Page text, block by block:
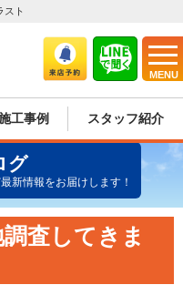
MENU
スト
工事例 スタッフ紹介
グ
新情報をお届けします！
査してきま